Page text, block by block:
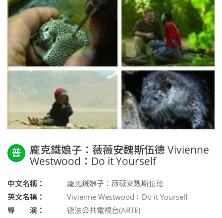
普
龐克鐵娘子：薇薇安魏斯伍德 Vivienne
Westwood：Do it Yourself
中文名稱：
龐克鐵娘子：薇薇安魏斯伍德
英文名稱：
Vivienne Westwood：Do it Yourself
導 演：
德法公共電視台(ARTE)